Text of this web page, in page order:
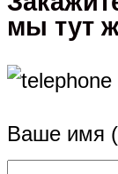
мы тут
Ваше имя